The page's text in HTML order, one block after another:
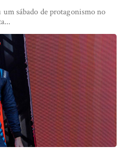
sábado de protagonismo no